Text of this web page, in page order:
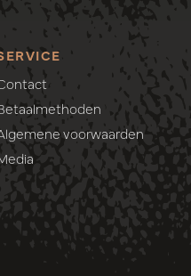
voorwaarden